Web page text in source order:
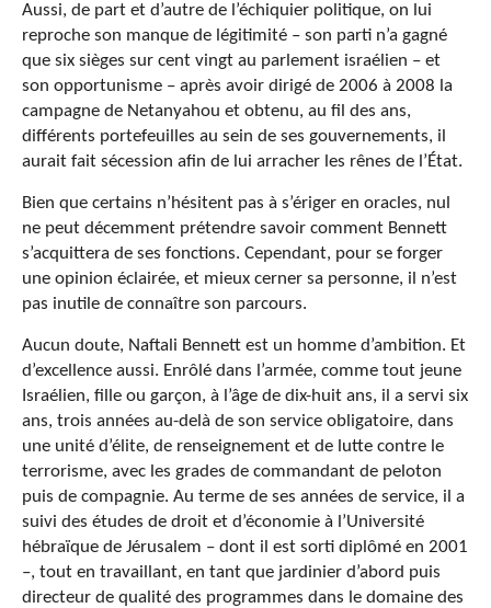
Aussi, de part et d’autre de l’échiquier politique, on lui
reproche son manque de légitimité – son parti n’a gagné
que six sièges sur cent vingt au parlement israélien – et
son opportunisme – après avoir dirigé de 2006 à 2008 la
campagne de Netanyahou et obtenu, au fil des ans,
différents portefeuilles au sein de ses gouvernements, il
aurait fait sécession afin de lui arracher les rênes de l’État.
Bien que certains n’hésitent pas à s’ériger en oracles, nul
ne peut décemment prétendre savoir comment Bennett
s’acquittera de ses fonctions. Cependant, pour se forger
une opinion éclairée, et mieux cerner sa personne, il n’est
pas inutile de connaître son parcours.
Aucun doute, Naftali Bennett est un homme d’ambition. Et
d’excellence aussi. Enrôlé dans l’armée, comme tout jeune
Israélien, fille ou garçon, à l’âge de dix-huit ans, il a servi six
ans, trois années au-delà de son service obligatoire, dans
une unité d’élite, de renseignement et de lutte contre le
terrorisme, avec les grades de commandant de peloton
puis de compagnie. Au terme de ses années de service, il a
suivi des études de droit et d’économie à l’Université
hébraïque de Jérusalem – dont il est sorti diplômé en 2001
–, tout en travaillant, en tant que jardinier d’abord puis
directeur de qualité des programmes dans le domaine des